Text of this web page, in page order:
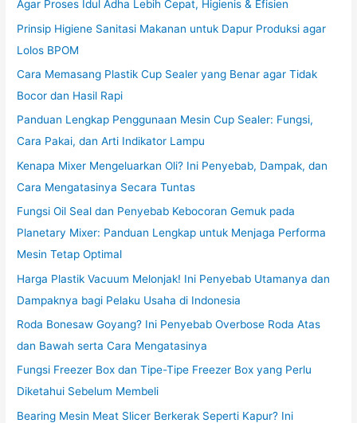
Agar Proses Idul Adha Lebih Cepat, Higienis & Efisien
Prinsip Higiene Sanitasi Makanan untuk Dapur Produksi agar
Lolos BPOM
Cara Memasang Plastik Cup Sealer yang Benar agar Tidak
Bocor dan Hasil Rapi
Panduan Lengkap Penggunaan Mesin Cup Sealer: Fungsi,
Cara Pakai, dan Arti Indikator Lampu
Kenapa Mixer Mengeluarkan Oli? Ini Penyebab, Dampak, dan
Cara Mengatasinya Secara Tuntas
Fungsi Oil Seal dan Penyebab Kebocoran Gemuk pada
Planetary Mixer: Panduan Lengkap untuk Menjaga Performa
Mesin Tetap Optimal
Harga Plastik Vacuum Melonjak! Ini Penyebab Utamanya dan
Dampaknya bagi Pelaku Usaha di Indonesia
Roda Bonesaw Goyang? Ini Penyebab Overbose Roda Atas
dan Bawah serta Cara Mengatasinya
Fungsi Freezer Box dan Tipe-Tipe Freezer Box yang Perlu
Diketahui Sebelum Membeli
Bearing Mesin Meat Slicer Berkerak Seperti Kapur? Ini